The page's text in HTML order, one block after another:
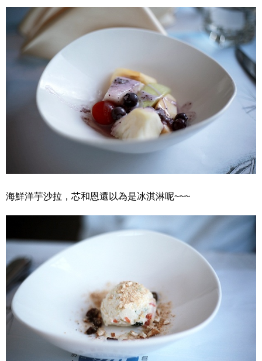
海鮮洋芋沙拉，芯和恩還以為是冰淇淋呢~~~